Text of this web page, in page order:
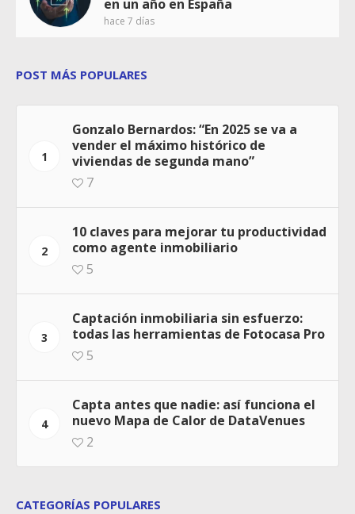
en un año en España
hace 7 días
POST MÁS POPULARES
1
Gonzalo Bernardos: “En 2025 se va a
vender el máximo histórico de
viviendas de segunda mano”
7
2
10 claves para mejorar tu productividad
como agente inmobiliario
5
3
Captación inmobiliaria sin esfuerzo:
todas las herramientas de Fotocasa Pro
5
4
Capta antes que nadie: así funciona el
nuevo Mapa de Calor de DataVenues
2
CATEGORÍAS POPULARES